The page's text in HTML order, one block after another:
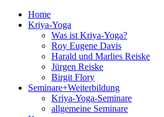
Home
Kriya-Yoga
Was ist Kriya-Yoga?
Roy Eugene Davis
Harald und Marlies Reiske
Jürgen Reiske
Birgit Flory
Seminare+Weiterbildung
Kriya-Yoga-Seminare
allgemeine Seminare